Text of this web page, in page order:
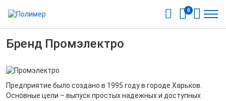
0
Бренд Промэлектро
Предприятие было создано в 1995 году в городе Харьков.
Основные цели – выпуск простых надежных и доступных